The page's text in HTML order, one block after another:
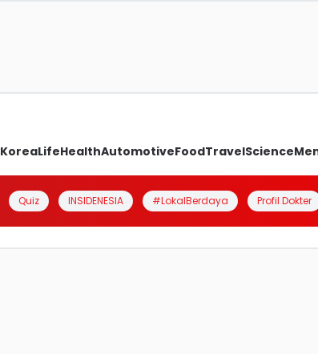
KoreaLifeHealthAutomotiveFoodTravelScience
Quiz INSIDENESIA #LokalBerdaya Profil Dokter